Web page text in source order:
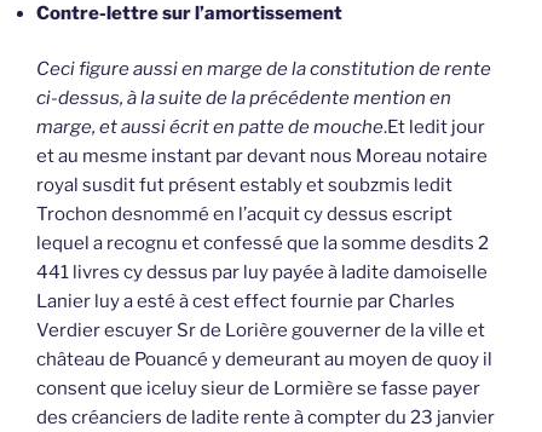
Contre-lettre sur l’amortissement
Ceci figure aussi en marge de la constitution de rente
ci-dessus, à la suite de la précédente mention en
marge, et aussi écrit en patte de mouche.Et ledit jour
et au mesme instant par devant nous Moreau notaire
royal susdit fut présent estably et soubzmis ledit
Trochon desnommé en l’acquit cy dessus escript
lequel a recognu et confessé que la somme desdits 2
441 livres cy dessus par luy payée à ladite damoiselle
Lanier luy a esté à cest effect fournie par Charles
Verdier escuyer Sr de Lorière gouverner de la ville et
château de Pouancé y demeurant au moyen de quoy il
consent que iceluy sieur de Lormière se fasse payer
des créanciers de ladite rente à compter du 23 janvier